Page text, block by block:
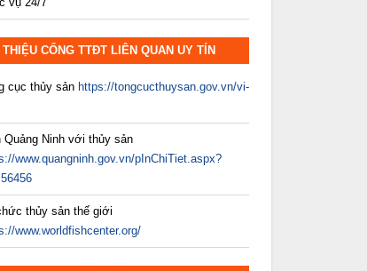
CỔNG TTĐT LIÊN QUAN UY TÍN
cục thủy sản https://tongcucthuysan.gov.vn/vi-
Quảng Ninh với thủy sản
www.quangninh.gov.vn/pInChiTiet.aspx?
thủy sản thế giới
www.worldfishcenter.org/